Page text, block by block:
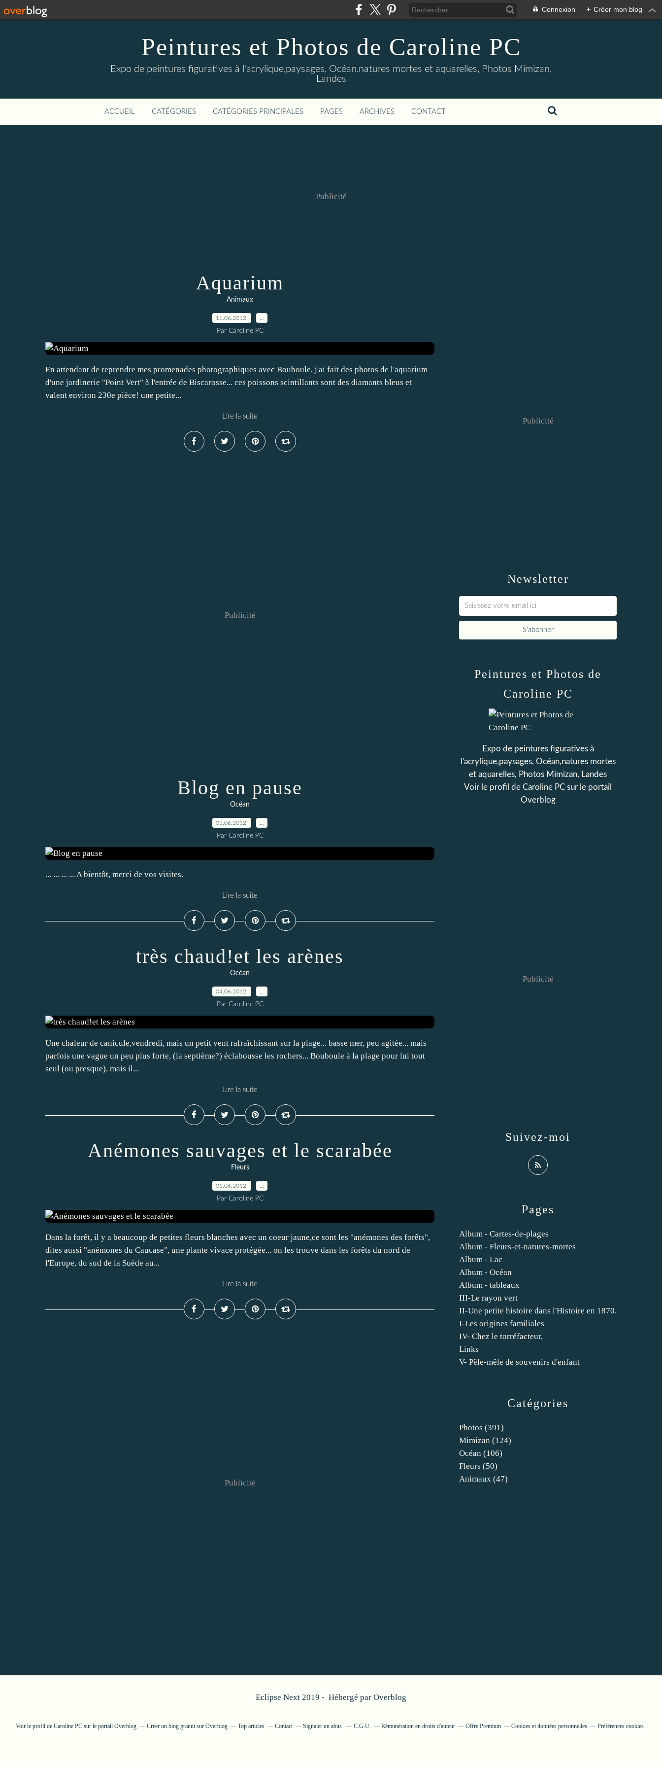
Connexion + Créer mon blog
Peintures et Photos de Caroline PC
Expo de peintures figuratives à l'acrylique,paysages, Océan,natures mortes et aquarelles, Photos Mimizan,
Landes
ACCUEIL CATÉGORIES CATÉGORIES PRINCIPALES PAGES ARCHIVES CONTACT
Publicité
Aquarium
Animaux
11.06.2012
Par Caroline PC
En attendant de reprendre mes promenades photographiques avec Bouboule, j'ai fait des photos de l'aquarium
d'une jardinerie "Point Vert" à l'entrée de Biscarosse... ces poissons scintillants sont des diamants bleus et
valent environ 230e pièce! une petite...
Lire la suite
Publicité
Blog en pause
Océan
05.06.2012
Par Caroline PC
... ... ... ... A bientôt, merci de vos visites.
Lire la suite
très chaud!et les arènes
Océan
04.06.2012
Par Caroline PC
Une chaleur de canicule,vendredi, mais un petit vent rafraîchissant sur la plage... basse mer, peu agitée... mais
parfois une vague un peu plus forte, (la septième?) éclabousse les rochers... Bouboule à la plage pour lui tout
seul (ou presque), mais il...
Lire la suite
Anémones sauvages et le scarabée
Fleurs
01.06.2012
Par Caroline PC
Dans la forêt, il y a beaucoup de petites fleurs blanches avec un coeur jaune,ce sont les "anémones des forêts",
dites aussi "anémones du Caucase", une plante vivace protégée... on les trouve dans les forêts du nord de
l'Europe, du sud de la Suède au...
Lire la suite
Publicité
Newsletter
Publicité
Catégories
Photos (391)
Mimizan (124)
Océan (106)
Fleurs (50)
Animaux (47)
Pages
Album - Cartes-de-plages
Album - Fleurs-et-natures-mortes
Album - Lac
Album - Océan
Album - tableaux
III-Le rayon vert
II-Une petite histoire dans l'Histoire en 1870.
I-Les origines familiales
IV- Chez le torréfacteur,
Links
V- Pêle-mêle de souvenirs d'enfant
Peintures et Photos de
Caroline PC
Expo de peintures figuratives à
l'acrylique,paysages, Océan,natures mortes
et aquarelles, Photos Mimizan, Landes
Voir le profil de Caroline PC sur le portail
Overblog
Suivez-moi
Publicité
Eclipse Next 2019 - Hébergé par Overblog
Voir le profil de Caroline PCsur le portail Overblog Créer un blog gratuit sur Overblog Top articles Contact Signaler un abus C.G.U. Rémunération en droits d'auteur Offre Premium Cookies et données personnelles Préférences cookies